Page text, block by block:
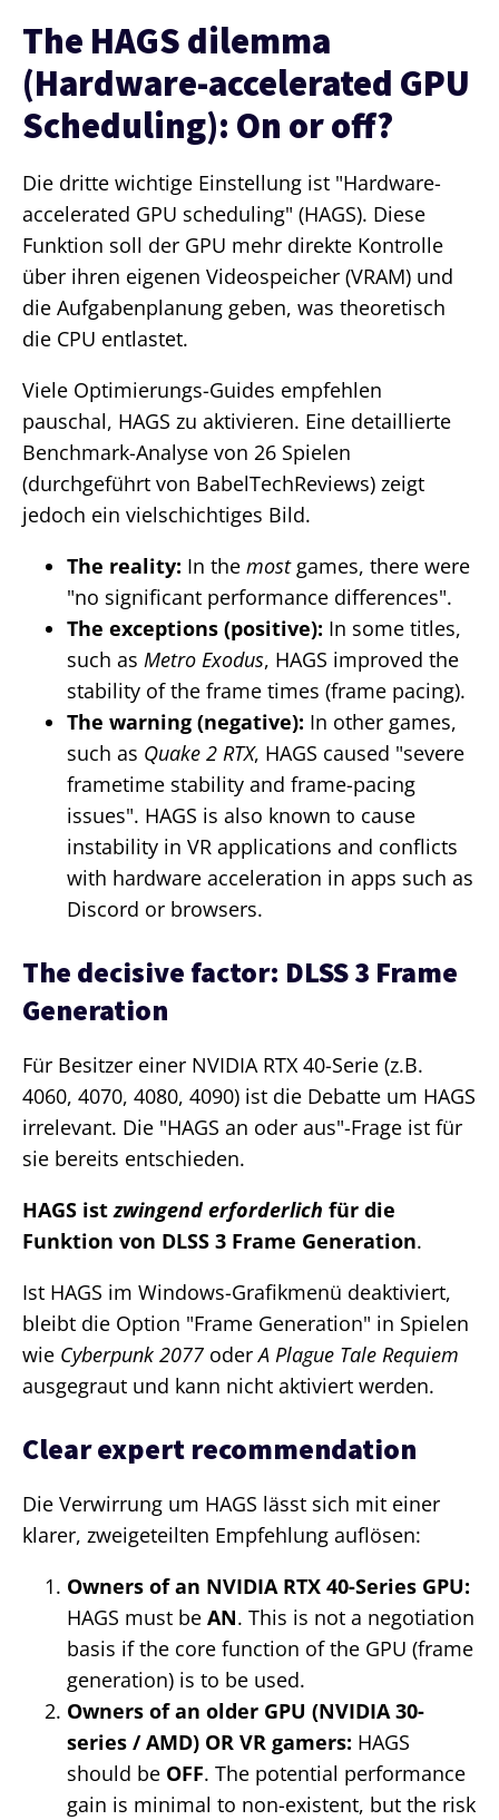
The HAGS dilemma
(Hardware-accelerated GPU
Scheduling): On or off?
Die dritte wichtige Einstellung ist "Hardware-
accelerated GPU scheduling" (HAGS). Diese
Funktion soll der GPU mehr direkte Kontrolle
über ihren eigenen Videospeicher (VRAM) und
die Aufgabenplanung geben, was theoretisch
die CPU entlastet.
Viele Optimierungs-Guides empfehlen
pauschal, HAGS zu aktivieren. Eine detaillierte
Benchmark-Analyse von 26 Spielen
(durchgeführt von BabelTechReviews) zeigt
jedoch ein vielschichtiges Bild.
The reality: In the mostgames, there were
"no significant performance differences".
The exceptions (positive): In some titles,
such as Metro Exodus, HAGS improved the
stability of the frame times (frame pacing).
The warning (negative): In other games,
such as Quake 2 RTX, HAGS caused "severe
frametime stability and frame-pacing
issues". HAGS is also known to cause
instability in VR applications and conflicts
with hardware acceleration in apps such as
Discord or browsers.
The decisive factor: DLSS 3 Frame
Generation
Für Besitzer einer NVIDIA RTX 40-Serie (z.B.
4060, 4070, 4080, 4090) ist die Debatte um HAGS
irrelevant. Die "HAGS an oder aus"-Frage ist für
sie bereits entschieden.
HAGS ist zwingend erforderlich für die
Funktion von DLSS 3 Frame Generation.
Ist HAGS im Windows-Grafikmenü deaktiviert,
bleibt die Option "Frame Generation" in Spielen
wie Cyberpunk 2077 oderA Plague Tale Requiem
ausgegraut und kann nicht aktiviert werden.
Clear expert recommendation
Die Verwirrung um HAGS lässt sich mit einer
klarer, zweigeteilten Empfehlung auflösen:
Owners of an NVIDIA RTX 40-Series GPU:
HAGS must be AN. This is not a negotiation
basis if the core function of the GPU (frame
generation) is to be used.
Owners of an older GPU (NVIDIA 30-
series / AMD) OR VR gamers: HAGS
should be OFF. The potential performance
gain is minimal to non-existent, but the risk